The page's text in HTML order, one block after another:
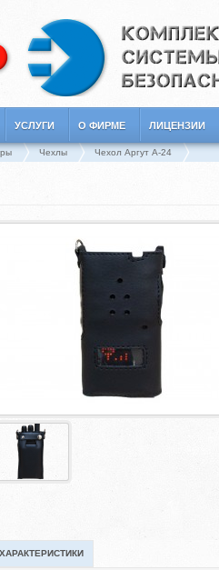
УСЛУГИ О ФИРМЕ ЛИЦЕНЗИИ
Чехлы Чехол Аргут A-24
ХАРАКТЕРИСТИКИ